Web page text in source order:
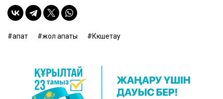
апат жол апаты Көкшетау